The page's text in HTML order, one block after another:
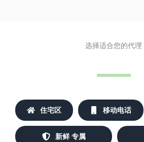
选择适合您的代理
住宅区 移动电话
新鲜 专属